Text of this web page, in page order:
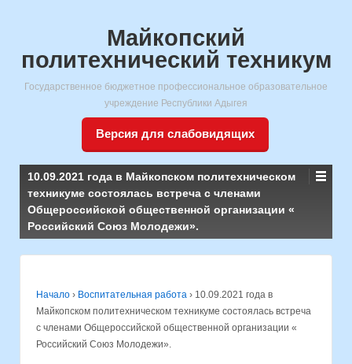
Майкопский
политехнический техникум
Государственное бюджетное профессиональное образовательное
учреждение Республики Адыгея
Версия для слабовидящих
10.09.2021 года в Майкопском политехническом
техникуме состоялась встреча с членами
Общероссийской общественной организации «
Российский Союз Молодежи».
Начало › Воспитательная работа › 10.09.2021 года в
Майкопском политехническом техникуме состоялась встреча
с членами Общероссийской общественной организации «
Российский Союз Молодежи».